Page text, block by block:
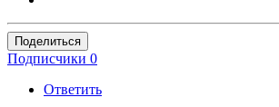
Поделиться
Подписчики 0
Ответить